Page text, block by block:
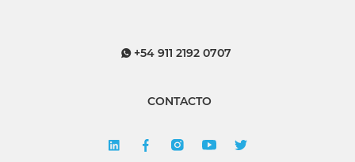
+54 911 2192 0707
CONTACTO